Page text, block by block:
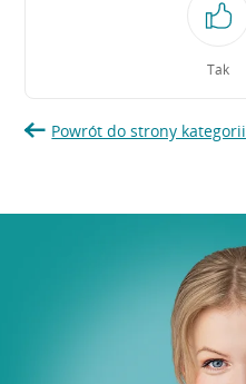
Tak
Powrót do strony kategorii